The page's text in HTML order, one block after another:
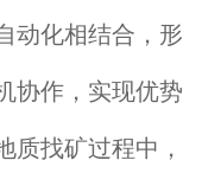
动化相结合，形
协作，实现优势
质找矿过程中，